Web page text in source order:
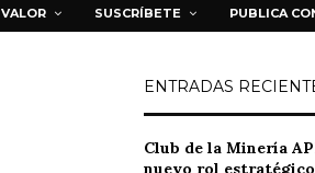
SUSCRÍBETE PUBLICA
ENTRADAS
Club de la Minería
nuevo rol